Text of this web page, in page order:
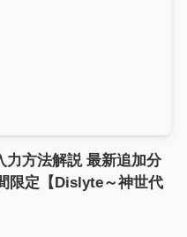
力方法解説 最新追加分
限定【Dislyte～神世代